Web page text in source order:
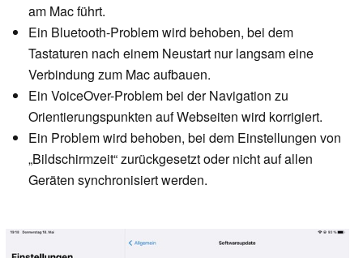
am Mac führt.
Ein Bluetooth-Problem wird behoben, bei dem
Tastaturen nach einem Neustart nur langsam eine
Verbindung zum Mac aufbauen.
Ein VoiceOver-Problem bei der Navigation zu
Orientierungspunkten auf Webseiten wird korrigiert.
Ein Problem wird behoben, bei dem Einstellungen von
„Bildschirmzeit“ zurückgesetzt oder nicht auf allen
Geräten synchronisiert werden.